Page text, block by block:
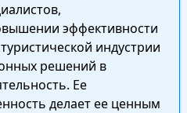
эффективности
индустрии
решений в
Ее
делает ее ценным